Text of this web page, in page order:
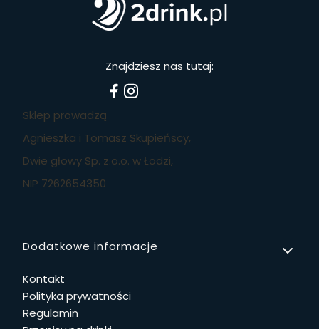
Znajdziesz nas tutaj:
Sklep prowadzą
Agnieszka i Tomasz Skupieńscy,
Dwie głowy Sp. z.o.o. w Łodzi,
NIP 7262654350
Linki w stopce
Dodatkowe informacje
Kontakt
Polityka prywatności
Regulamin